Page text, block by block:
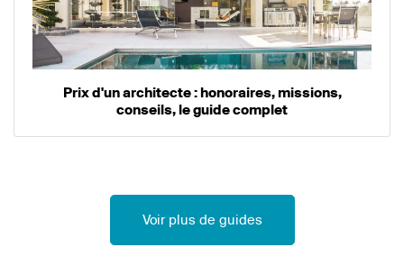
Prix d'un architecte : honoraires, missions,
conseils, le guide complet
Voir plus de guides